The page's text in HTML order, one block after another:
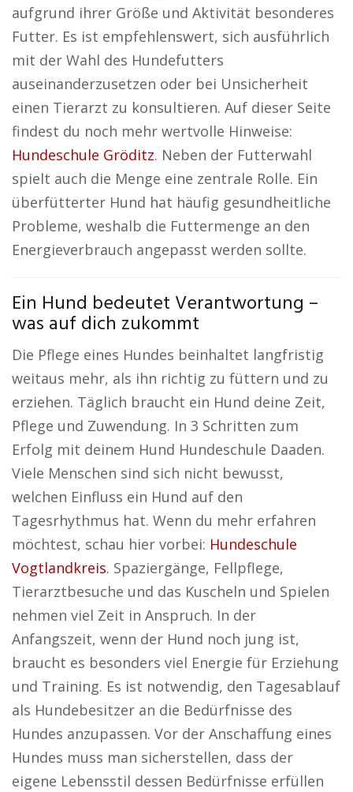
aufgrund ihrer Größe und Aktivität besonderes
Futter. Es ist empfehlenswert, sich ausführlich
mit der Wahl des Hundefutters
auseinanderzusetzen oder bei Unsicherheit
einen Tierarzt zu konsultieren. Auf dieser Seite
findest du noch mehr wertvolle Hinweise:
Hundeschule Gröditz. Neben der Futterwahl
spielt auch die Menge eine zentrale Rolle. Ein
überfütterter Hund hat häufig gesundheitliche
Probleme, weshalb die Futtermenge an den
Energieverbrauch angepasst werden sollte.
Ein Hund bedeutet Verantwortung –
was auf dich zukommt
Die Pflege eines Hundes beinhaltet langfristig
weitaus mehr, als ihn richtig zu füttern und zu
erziehen. Täglich braucht ein Hund deine Zeit,
Pflege und Zuwendung. In 3 Schritten zum
Erfolg mit deinem Hund Hundeschule Daaden.
Viele Menschen sind sich nicht bewusst,
welchen Einfluss ein Hund auf den
Tagesrhythmus hat. Wenn du mehr erfahren
möchtest, schau hier vorbei: Hundeschule
Vogtlandkreis. Spaziergänge, Fellpflege,
Tierarztbesuche und das Kuscheln und Spielen
nehmen viel Zeit in Anspruch. In der
Anfangszeit, wenn der Hund noch jung ist,
braucht es besonders viel Energie für Erziehung
und Training. Es ist notwendig, den Tagesablauf
als Hundebesitzer an die Bedürfnisse des
Hundes anzupassen. Vor der Anschaffung eines
Hundes muss man sicherstellen, dass der
eigene Lebensstil dessen Bedürfnisse erfüllen